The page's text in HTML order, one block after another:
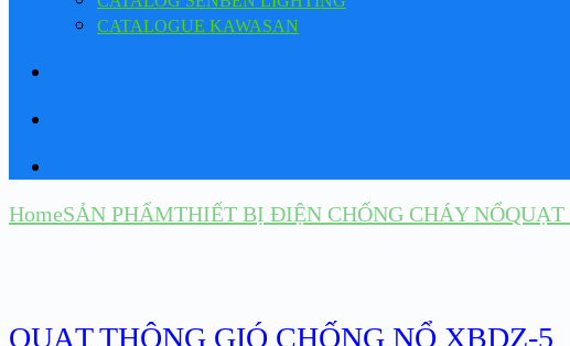
CATALOGUE KAWASAN
HomeSẢN PHẨMTHIẾT BỊ ĐIỆN CHỐNG CHÁY NỔQUẠT
QUẠT THÔNG GIÓ CHỐNG NỔ XBDZ-5